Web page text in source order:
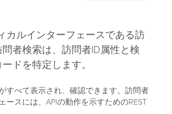
カルインターフェースである訪
者検索は、訪問者ID属性と検
ドを特定します。
すべて表示され、確認できます。訪問者
スには、APIの動作を示すためのREST